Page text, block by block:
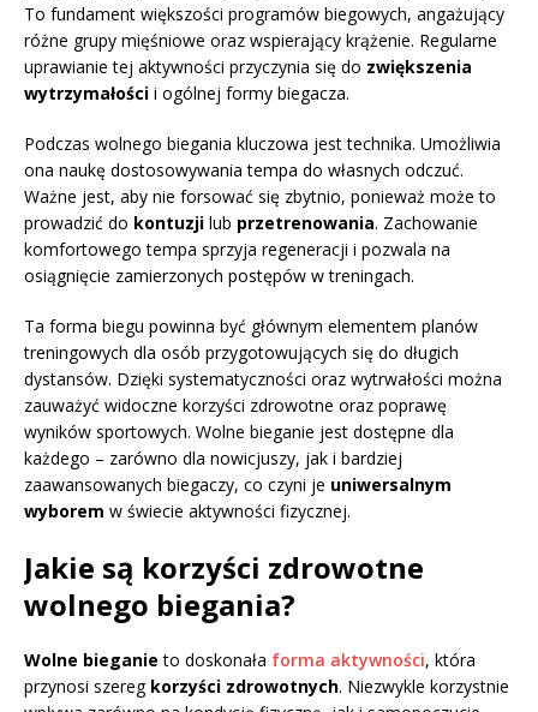
To fundament większości programów biegowych, angażujący
różne grupy mięśniowe oraz wspierający krążenie. Regularne
uprawianie tej aktywności przyczynia się do zwiększenia
wytrzymałości i ogólnej formy biegacza.
Podczas wolnego biegania kluczowa jest technika. Umożliwia
ona naukę dostosowywania tempa do własnych odczuć.
Ważne jest, aby nie forsować się zbytnio, ponieważ może to
prowadzić do kontuzji lub przetrenowania. Zachowanie
komfortowego tempa sprzyja regeneracji i pozwala na
osiągnięcie zamierzonych postępów w treningach.
Ta forma biegu powinna być głównym elementem planów
treningowych dla osób przygotowujących się do długich
dystansów. Dzięki systematyczności oraz wytrwałości można
zauważyć widoczne korzyści zdrowotne oraz poprawę
wyników sportowych. Wolne bieganie jest dostępne dla
każdego – zarówno dla nowicjuszy, jak i bardziej
zaawansowanych biegaczy, co czyni je uniwersalnym
wyborem w świecie aktywności fizycznej.
Jakie są korzyści zdrowotne
wolnego biegania?
Wolne bieganie to doskonała forma aktywności, która
przynosi szereg korzyści zdrowotnych. Niezwykle korzystnie